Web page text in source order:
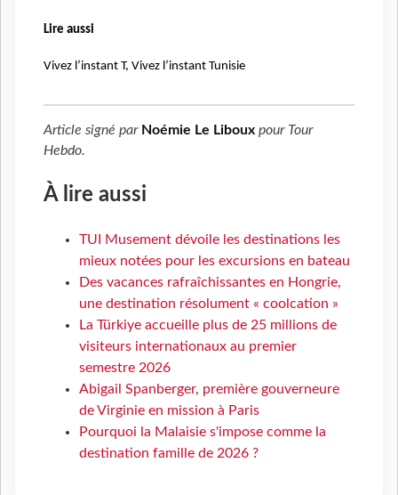
Lire aussi
Vivez l’instant T, Vivez l’instant Tunisie
Article signé par Noémie Le Liboux pour Tour
Hebdo.
À lire aussi
TUI Musement dévoile les destinations les
mieux notées pour les excursions en bateau
Des vacances rafraîchissantes en Hongrie,
une destination résolument « coolcation »
La Türkiye accueille plus de 25 millions de
visiteurs internationaux au premier
semestre 2026
Abigail Spanberger, première gouverneure
de Virginie en mission à Paris
Pourquoi la Malaisie s'impose comme la
destination famille de 2026 ?